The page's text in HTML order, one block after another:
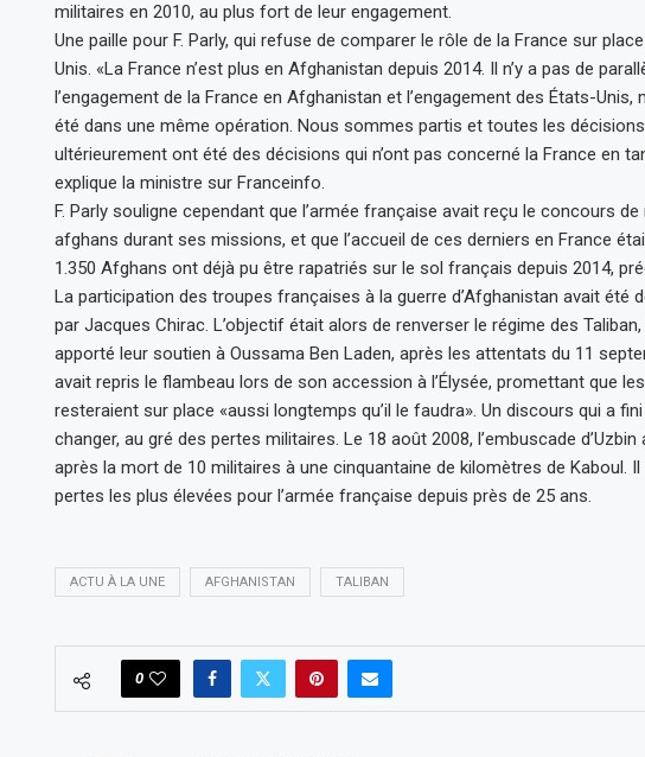
militaires en 2010, au plus fort de leur engagement.
Une paille pour F. Parly, qui refuse de comparer le rôle de la France sur
Unis. «La France n’est plus en Afghanistan depuis 2014. Il n’y a pas de
l’engagement de la France en Afghanistan et l’engagement des États-Unis,
été dans une même opération. Nous sommes partis et toutes les
ultérieurement ont été des décisions qui n’ont pas concerné la France en
explique la ministre sur Franceinfo.
F. Parly souligne cependant que l’armée française avait reçu le concours
afghans durant ses missions, et que l’accueil de ces derniers en France
1.350 Afghans ont déjà pu être rapatriés sur le sol français depuis 2014,
La participation des troupes françaises à la guerre d’Afghanistan avait été
par Jacques Chirac. L’objectif était alors de renverser le régime des
apporté leur soutien à Oussama Ben Laden, après les attentats du 11
avait repris le flambeau lors de son accession à l’Élysée, promettant que
resteraient sur place «aussi longtemps qu’il le faudra». Un discours qui a
changer, au gré des pertes militaires. Le 18 août 2008, l’embuscade d’Uzbin
après la mort de 10 militaires à une cinquantaine de kilomètres de Kaboul. Il
pertes les plus élevées pour l’armée française depuis près de 25 ans.
ACTU À LA UNE AFGHANISTAN TALIBAN
0